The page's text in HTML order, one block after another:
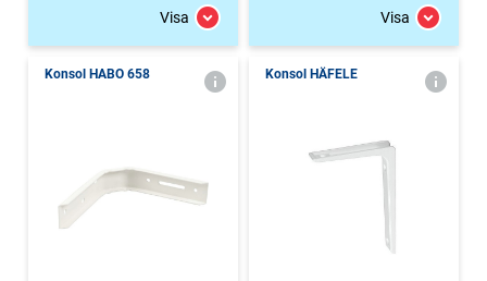
Visa Visa
Konsol HABO 658 Konsol HÄFELE